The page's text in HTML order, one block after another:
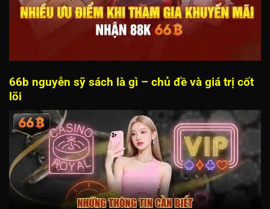
66b nguyễn sỹ sách là gì – chủ đề và giá trị cốt
lõi